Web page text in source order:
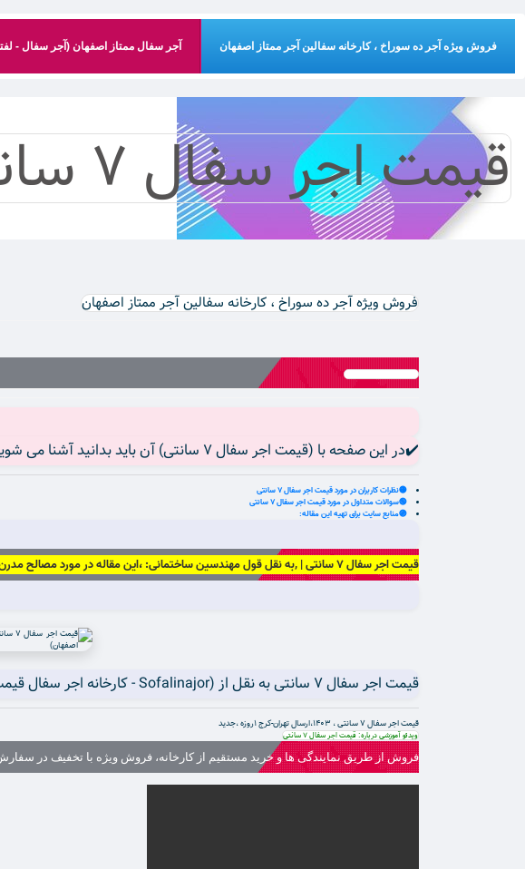
فروش ویژه آجر ده سوراخ ، کارخانه سفالین آجر ممتاز اصفهان آجر سفال ممتاز اصفهان (آجر سفال -
قیمت اجر سفال 7 سانتی
فروش ویژه آجر ده سوراخ ، کارخانه سفالین آجر ممتاز اصفهان
قیمت اجر سفال 7 سانتی
✔️در این صفحه با (قیمت اجر سفال 7 سانتی) آن باید بدانید آشنا می شوید:
🟡نظرات کاربران در مورد قیمت اجر سفال 7 سانتی
🟢سوالات متداول در مورد قیمت اجر سفال 7 سانتی
🟣منابع سایت برای تهیه این مقاله:
قیمت اجر سفال 7 سانتی | ,به نقل قول مهندسین ساختمانی: ،این مقاله در مورد مصالح مدرن و نوین عمرانی و ساختمانی می باشد .
قیمت اجر سفال 7 سانتی به نقل از (Sofalinajor - کارخانه اجر سفال قیمت آجرنما ده سوراخ اصفهان).
قیمت اجر سفال 7 سانتی ، ۱۴۰۳،ارسال تهران-کرج ۱روزه ،جدید
ویدئو آموزشی درباره: قیمت اجر سفال 7 سانتی
فروش از طریق نمایندگی ها و خرید مستقیم از کارخانه، فروش ویژه با تخفیف در سفارش